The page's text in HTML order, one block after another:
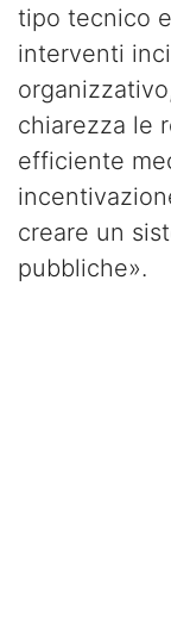
tipo tecnico
interventi
chiarezza le
efficiente
creare un
pubbliche».